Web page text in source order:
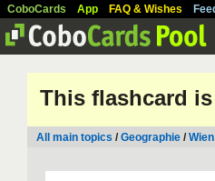
CoboCards App FAQ & Wishes
This flashcard
All main topics /Geographie /Wien